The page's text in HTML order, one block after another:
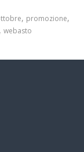
, promozione,
, webasto